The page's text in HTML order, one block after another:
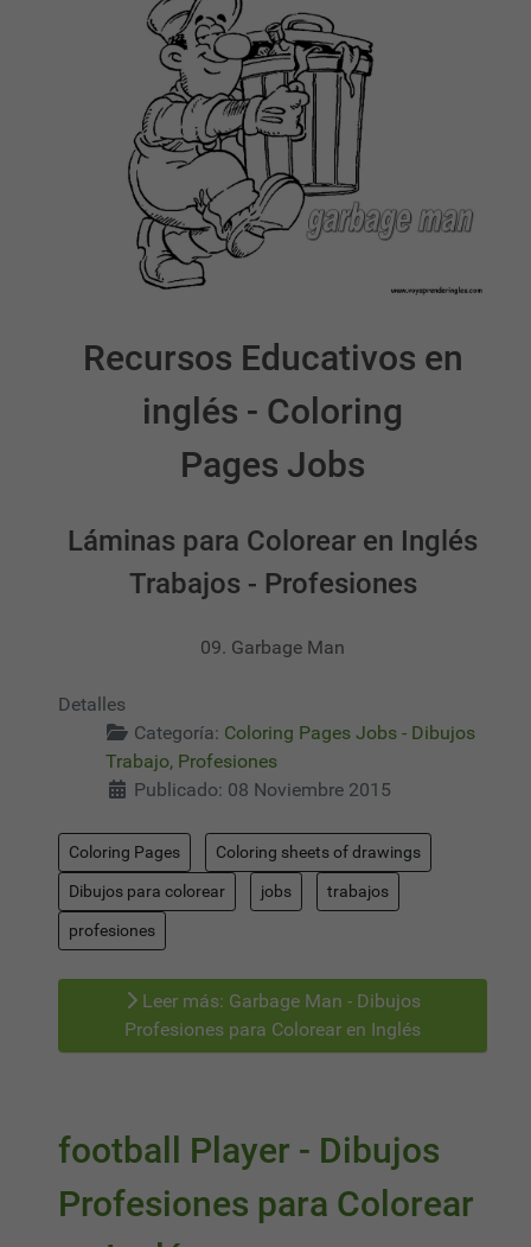
Recursos Educativos en
inglés - Coloring
Pages Jobs
Láminas para Colorear en Inglés
Trabajos - Profesiones
09. Garbage Man
Detalles
Categoría: Coloring Pages Jobs - Dibujos
Trabajo, Profesiones
Publicado: 08 Noviembre 2015
Coloring Pages Coloring sheets of drawings
Dibujos para colorear jobs trabajos
profesiones
Leer más: Garbage Man - Dibujos
Profesiones para Colorear en Inglés
football Player - Dibujos
Profesiones para Colorear